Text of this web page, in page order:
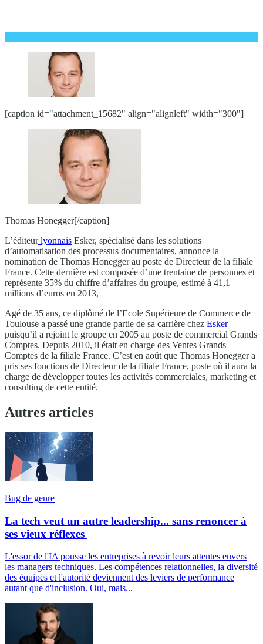
[caption id="attachment_15682" align="alignleft" width="300"]
Thomas Honegger[/caption]
L’éditeurlyonnais Esker, spécialisé dans les solutions
d’automatisation des processus documentaires, annonce la
nomination de Thomas Honegger au poste de Directeur de la filiale
France. Cette dernière est composée d’une trentaine de personnes et
représente 35% du chiffre d’affaires du groupe, estimé à 41,1
millions d’euros en 2013,
Agé de 35 ans, ce diplômé de l’Ecole Supérieure de Commerce de
Toulouse a passé une grande partie de sa carrière chez Esker
puisqu’il a rejoint le groupe en 2005 au poste de commercial Grands
Comptes. Depuis 2010, il était en charge des Ventes Grands
Comptes de la filiale France. C’est en août que Thomas Honegger a
pris ses fonctions de Directeur de la filiale France, poste où il aura la
charge de développer toutes les activités commerciales, marketing et
consulting de cette entité.
Autres articles
Bug de genre
La tech veut un autre leadership... sans renoncer à
ses vieux réflexes
L'essor de l'IA pousse les entreprises à revoir leurs attentes envers
les managers techniques. Les compétences relationnelles, la diversité
des équipes et l'autorité deviennent des leviers de performance
autant que d'inclusion. Oui, mais...